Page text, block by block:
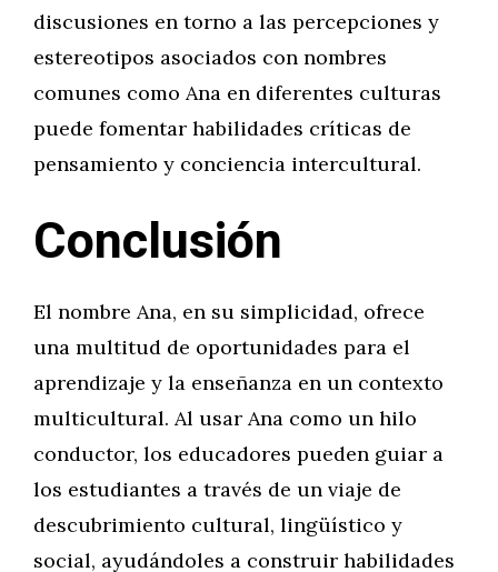
discusiones en torno a las percepciones y
estereotipos asociados con nombres
comunes como Ana en diferentes culturas
puede fomentar habilidades críticas de
pensamiento y conciencia intercultural.
Conclusión
El nombre Ana, en su simplicidad, ofrece
una multitud de oportunidades para el
aprendizaje y la enseñanza en un contexto
multicultural. Al usar Ana como un hilo
conductor, los educadores pueden guiar a
los estudiantes a través de un viaje de
descubrimiento cultural, lingüístico y
social, ayudándoles a construir habilidades